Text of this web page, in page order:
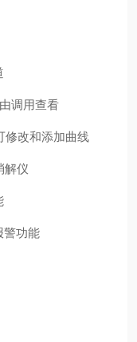
调用查看
修改和添加曲线
解仪
警功能